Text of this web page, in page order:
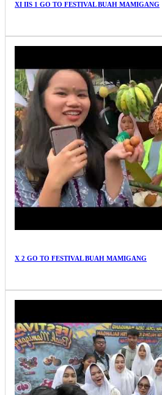
XI IIS 1 GO TO FESTIVAL BUAH MAMIGANG
X 2 GO TO FESTIVAL BUAH MAMIGANG